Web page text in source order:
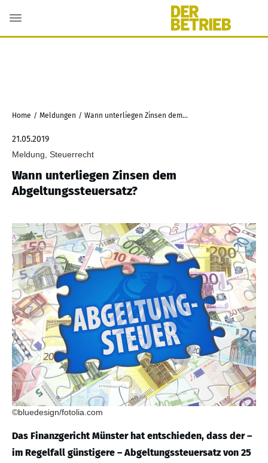
Home / Meldungen / Wann unterliegen Zinsen dem Abgeltungssteuersatz?
21.05.2019
Meldung, Steuerrecht
Wann unterliegen Zinsen dem
Abgeltungssteuersatz?
©bluedesign/fotolia.com
Das Finanzgericht Münster hat entschieden, dass der –
im Regelfall günstigere – Abgeltungssteuersatz von 25